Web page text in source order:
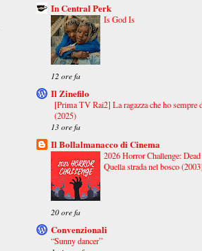
In Central Perk
Is God Is
12 ore fa
Il Zinefilo
[Prima TV Rai2] La ragazza che ho sempre
(2025)
13 ore fa
Il Bollalmanacco di Cinema
2026 Horror Challenge:
Quella strada nel bosco
20 ore fa
Convenzionali
“Sunny dancer”